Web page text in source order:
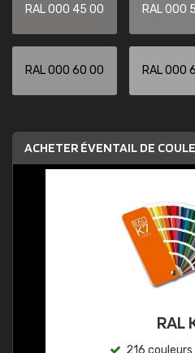
RAL 000 45 00 RAL 000
RAL 000 60 00 RAL 000
ACHETER ÉVENTAIL DE
RAL
216 couleurs